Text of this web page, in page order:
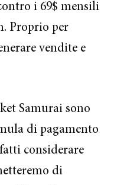
i 69$ mensili
Proprio per
vendite e
Samurai sono
di pagamento
considerare
di